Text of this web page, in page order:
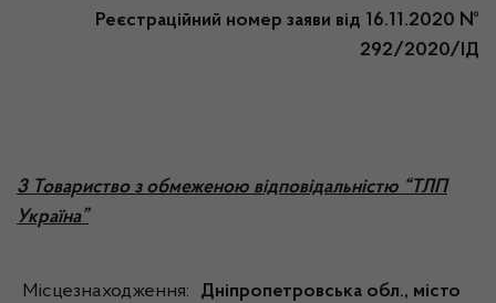
Реєстраційний номер заяви від 16.11.2020 №
292/2020/ІД
3 Товариство з обмеженою відповідальністю “ТЛП
Україна”
Місцезнаходження:
Дніпропетровська обл., місто